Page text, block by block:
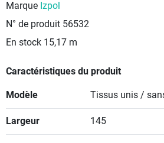
Marque Izpol
N° de produit 56532
En stock 15,17 m
Caractéristiques du produit
Modèle Tissus unis /
Largeur 145